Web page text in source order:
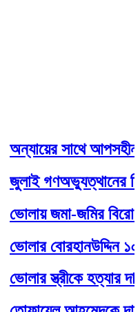
অন্যায়ের সাথে
জুলাই গণঅভ্যুত্থানের
ভোলায় জমা-জমির
ভোলার বোরহানউদ্দিন
ভোলার স্ত্রীকে হত্যার